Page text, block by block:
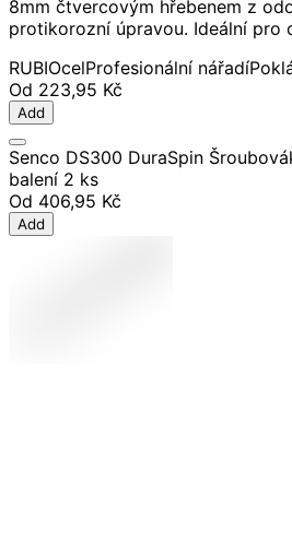
8mm čtvercovým hřebenem z
protikorozní úpravou. Ideální pro
RUBIOcelProfesionální nářadí
Od 223,95 Kč
Add
Senco DS300 DuraSpin
balení 2 ks
Od 406,95 Kč
Add